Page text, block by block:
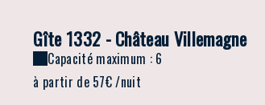
Gîte 1332 - Château Villemagne
Capacité maximum : 6
à partir de 57€/nuit